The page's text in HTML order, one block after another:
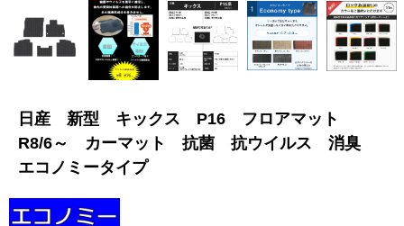
日産 新型 キックス P16 フロアマット
R8/6～ カーマット 抗菌 抗ウイルス 消臭
エコノミータイプ